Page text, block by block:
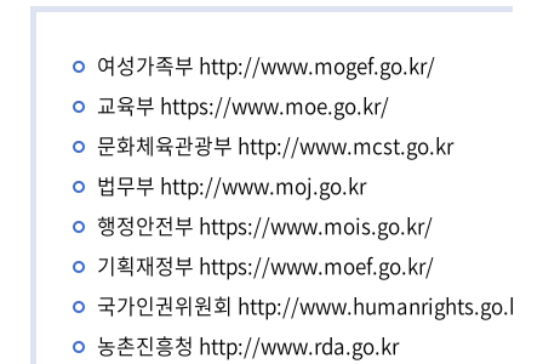
등록하시겠습니까?
메뉴추가
여성가족부 http://www.mogef.go.kr/
교육부 https://www.moe.go.kr/
문화체육관광부 http://www.mcst.go.kr
법무부 http://www.moj.go.kr
행정안전부 https://www.mois.go.kr/
기획재정부 https://www.moef.go.kr/
국가인권위원회 http://www.humanrights.go.kr
농촌진흥청 http://www.rda.go.kr